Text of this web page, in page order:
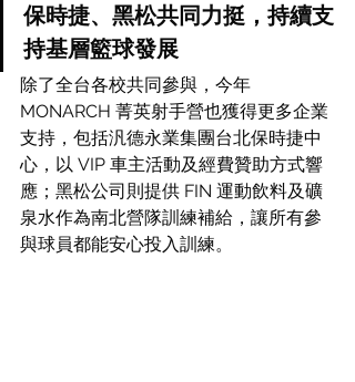
保時捷、黑松共同力挺，持續支
持基層籃球發展
除了全台各校共同參與，今年
MONARCH 菁英射手營也獲得更多企業
支持，包括汎德永業集團台北保時捷中
心，以 VIP 車主活動及經費贊助方式響
應；黑松公司則提供 FIN 運動飲料及礦
泉水作為南北營隊訓練補給，讓所有參
與球員都能安心投入訓練。